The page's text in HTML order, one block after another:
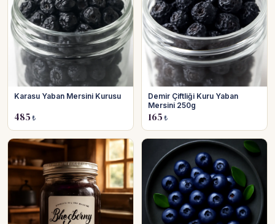
Karasu Yaban Mersini Kurusu
485 ₺
Demir Çiftliği Kuru Yaban
Mersini 250g
165 ₺